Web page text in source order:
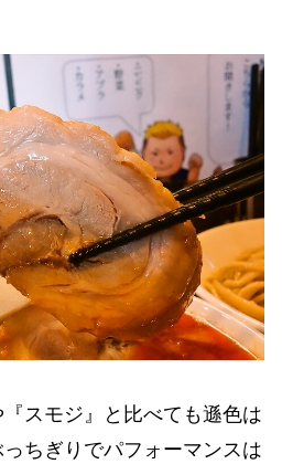
スモジ』と比べても遜色は
ちぎりでパフォーマンスは